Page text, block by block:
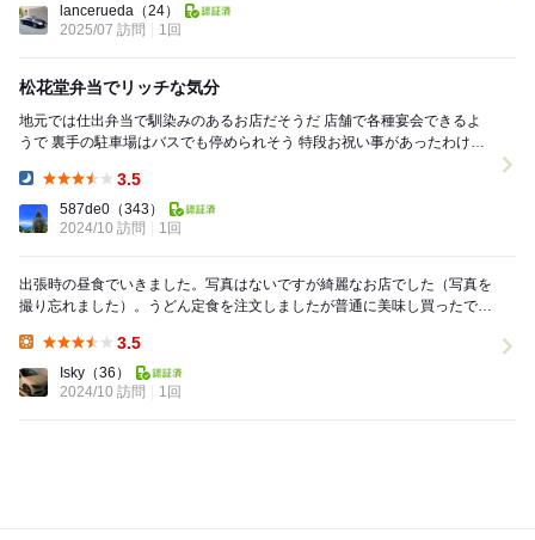
lancerueda （24）
2025/07 訪問
1回
松花堂弁当でリッチな気分
地元では仕出弁当で馴染みのあるお店だそうだ 店舗で各種宴会できるよ
うで 裏手の駐車場はバスでも停められそう 特段お祝い事があったわけで
3.5
587de0 （343）
2024/10 訪問
1回
出張時の昼食でいきました。写真はないですが綺麗なお店でした（写真を
撮り忘れました）。うどん定食を注文しましたが普通に美味し買ったで
3.5
Isky （36）
2024/10 訪問
1回